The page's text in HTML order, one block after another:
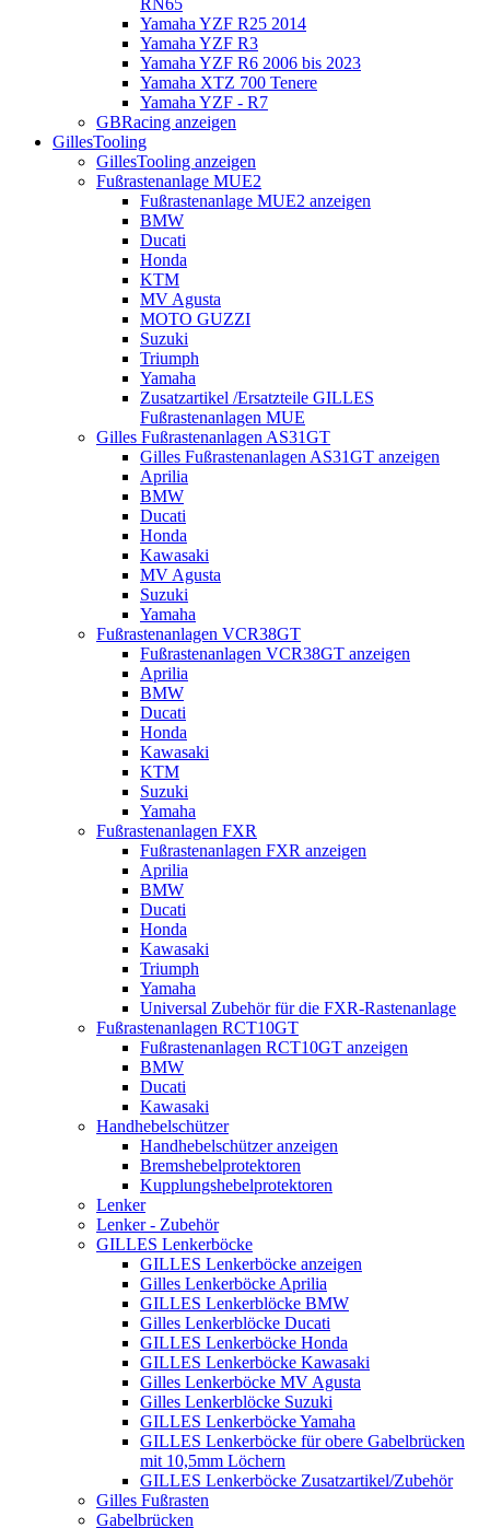
RN65
Yamaha YZF R25 2014
Yamaha YZF R3
Yamaha YZF R6 2006 bis 2023
Yamaha XTZ 700 Tenere
Yamaha YZF - R7
GBRacing anzeigen
GillesTooling
GillesTooling anzeigen
Fußrastenanlage MUE2
Fußrastenanlage MUE2 anzeigen
BMW
Ducati
Honda
KTM
MV Agusta
MOTO GUZZI
Suzuki
Triumph
Yamaha
Zusatzartikel /Ersatzteile GILLES
Fußrastenanlagen MUE
Gilles Fußrastenanlagen AS31GT
Gilles Fußrastenanlagen AS31GT anzeigen
Aprilia
BMW
Ducati
Honda
Kawasaki
MV Agusta
Suzuki
Yamaha
Fußrastenanlagen VCR38GT
Fußrastenanlagen VCR38GT anzeigen
Aprilia
BMW
Ducati
Honda
Kawasaki
KTM
Suzuki
Yamaha
Fußrastenanlagen FXR
Fußrastenanlagen FXR anzeigen
Aprilia
BMW
Ducati
Honda
Kawasaki
Triumph
Yamaha
Universal Zubehör für die FXR-Rastenanlage
Fußrastenanlagen RCT10GT
Fußrastenanlagen RCT10GT anzeigen
BMW
Ducati
Kawasaki
Handhebelschützer
Handhebelschützer anzeigen
Bremshebelprotektoren
Kupplungshebelprotektoren
Lenker
Lenker - Zubehör
GILLES Lenkerböcke
GILLES Lenkerböcke anzeigen
Gilles Lenkerböcke Aprilia
GILLES Lenkerblöcke BMW
Gilles Lenkerblöcke Ducati
GILLES Lenkerböcke Honda
GILLES Lenkerböcke Kawasaki
Gilles Lenkerböcke MV Agusta
Gilles Lenkerblöcke Suzuki
GILLES Lenkerböcke Yamaha
GILLES Lenkerböcke für obere Gabelbrücken
mit 10,5mm Löchern
GILLES Lenkerböcke Zusatzartikel/Zubehör
Gilles Fußrasten
Gabelbrücken